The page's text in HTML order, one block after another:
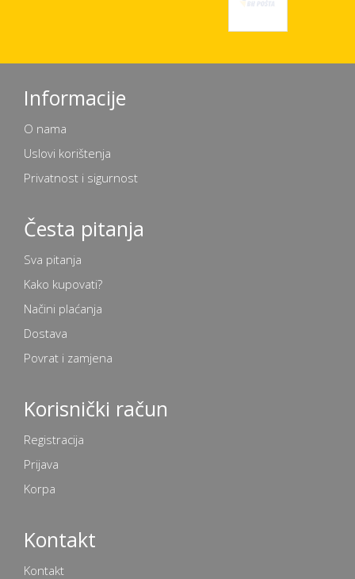
Informacije
O nama
Uslovi korištenja
Privatnost i sigurnost
Česta pitanja
Sva pitanja
Kako kupovati?
Načini plaćanja
Dostava
Povrat i zamjena
Korisnički račun
Registracija
Prijava
Korpa
Kontakt
Kontakt